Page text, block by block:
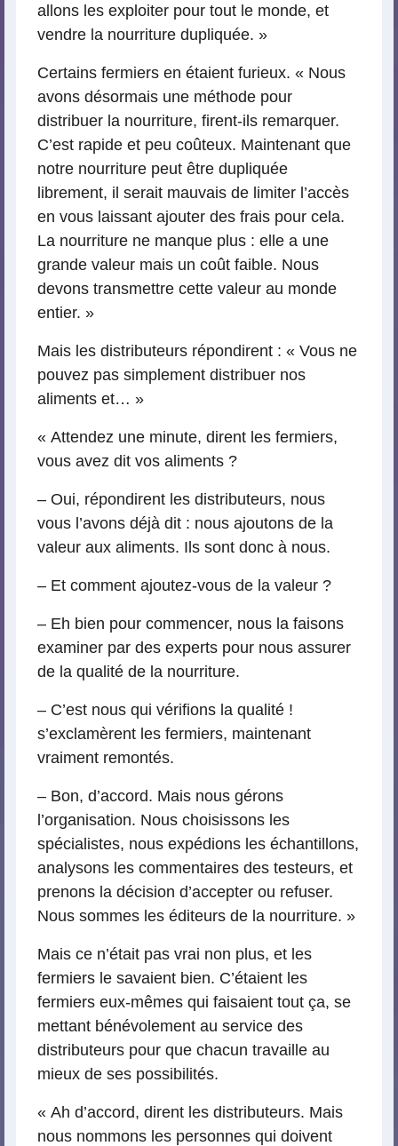
allons les exploiter pour tout le monde, et
vendre la nourriture dupliquée. »
Certains fermiers en étaient furieux. « Nous
avons désormais une méthode pour
distribuer la nourriture, firent-ils remarquer.
C’est rapide et peu coûteux. Maintenant que
notre nourriture peut être dupliquée
librement, il serait mauvais de limiter l’accès
en vous laissant ajouter des frais pour cela.
La nourriture ne manque plus : elle a une
grande valeur mais un coût faible. Nous
devons transmettre cette valeur au monde
entier. »
Mais les distributeurs répondirent : « Vous ne
pouvez pas simplement distribuer nos
aliments et… »
« Attendez une minute, dirent les fermiers,
vous avez dit vos aliments ?
– Oui, répondirent les distributeurs, nous
vous l’avons déjà dit : nous ajoutons de la
valeur aux aliments. Ils sont donc à nous.
– Et comment ajoutez-vous de la valeur ?
– Eh bien pour commencer, nous la faisons
examiner par des experts pour nous assurer
de la qualité de la nourriture.
– C’est nous qui vérifions la qualité !
s’exclamèrent les fermiers, maintenant
vraiment remontés.
– Bon, d’accord. Mais nous gérons
l’organisation. Nous choisissons les
spécialistes, nous expédions les échantillons,
analysons les commentaires des testeurs, et
prenons la décision d’accepter ou refuser.
Nous sommes les éditeurs de la nourriture. »
Mais ce n’était pas vrai non plus, et les
fermiers le savaient bien. C’étaient les
fermiers eux-mêmes qui faisaient tout ça, se
mettant bénévolement au service des
distributeurs pour que chacun travaille au
mieux de ses possibilités.
« Ah d’accord, dirent les distributeurs. Mais
nous nommons les personnes qui doivent